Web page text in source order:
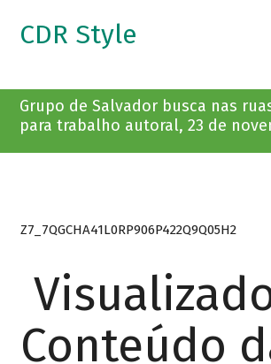
CDR Style
Grupo de Salvador busca nas
para trabalho autoral, 23 de
Z7_7QGCHA41L0RP906P422Q9Q05H2
Conteúdo